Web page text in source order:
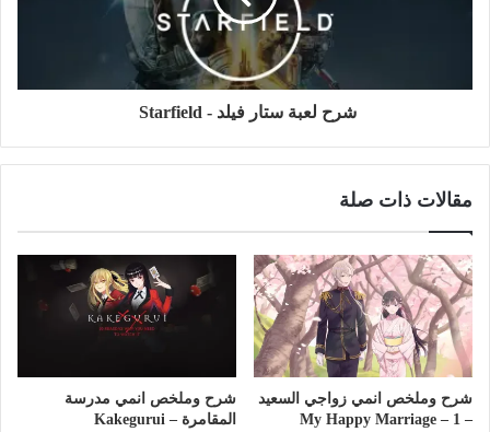
شرح لعبة ستار فيلد - Starfield
مقالات ذات صلة
شرح وملخص انمي زواجي السعيد
– 1 – My Happy Marriage
شرح وملخص انمي مدرسة
المقامرة – Kakegurui